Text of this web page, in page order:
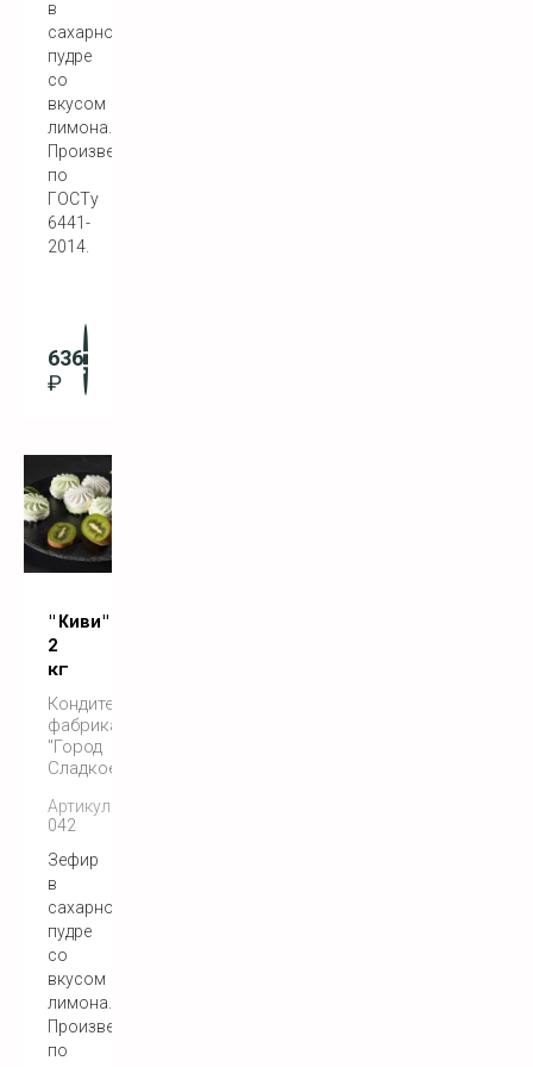
в
сахарной
пудре
со
вкусом
лимона.
Произведен
по
ГОСТу
6441-
2014.
636
₽
"Киви"
2
кг
Кондитерская
фабрика
"Город
Сладкоежек"
Артикул:
042
Зефир
в
сахарной
пудре
со
вкусом
лимона.
Произведен
по